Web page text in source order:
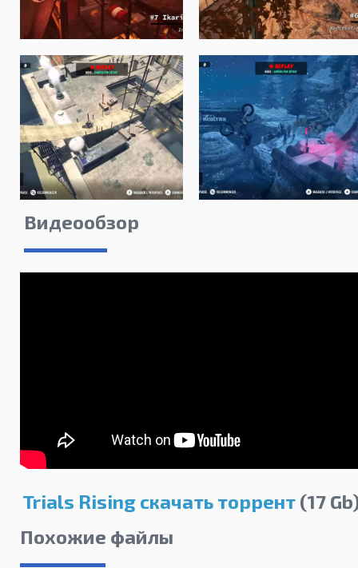
Видеообзор
Trials Rising скачать торрент(17
Похожие файлы